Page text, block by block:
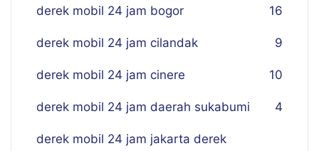
derek mobil 24 jam bogor 16
derek mobil 24 jam cilandak 9
derek mobil 24 jam cinere 10
derek mobil 24 jam daerah sukabumi 4
derek mobil 24 jam jakarta derek